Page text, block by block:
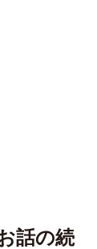
話の続